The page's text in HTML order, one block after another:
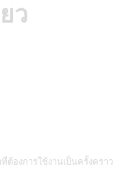
ว
องการใช้งานเป็นครั้งคราว